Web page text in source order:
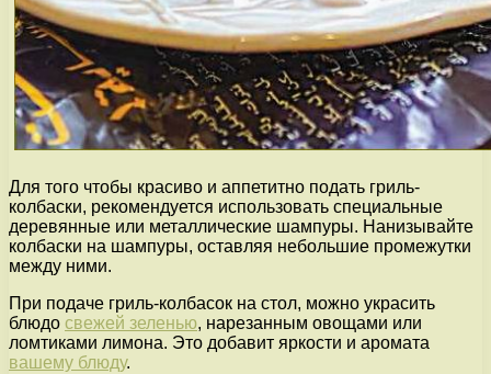
Для того чтобы красиво и аппетитно подать гриль-
колбаски, рекомендуется использовать специальные
деревянные или металлические шампуры. Нанизывайте
колбаски на шампуры, оставляя небольшие промежутки
между ними.
При подаче гриль-колбасок на стол, можно украсить
блюдо свежей зеленью, нарезанным овощами или
ломтиками лимона. Это добавит яркости и аромата
вашему блюду.